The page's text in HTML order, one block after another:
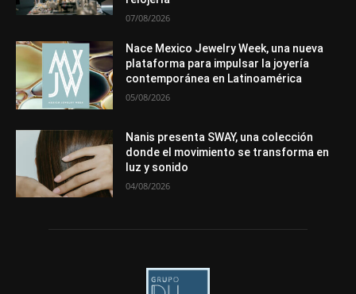
07/08/2026
Nace Mexico Jewelry Week, una nueva
plataforma para impulsar la joyería
contemporánea en Latinoamérica
05/08/2026
Nanis presenta SWAY, una colección
donde el movimiento se transforma en
luz y sonido
04/08/2026